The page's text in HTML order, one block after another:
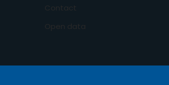
Contact
Open data